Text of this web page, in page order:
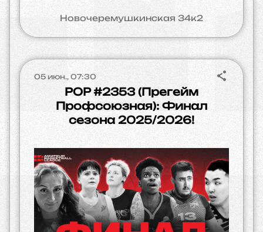
Новочеремушкинская 34к2
05 июн., 07:30
POP #2353 (Прегейм
Профсоюзная): Финал
сезона 2025/2026!